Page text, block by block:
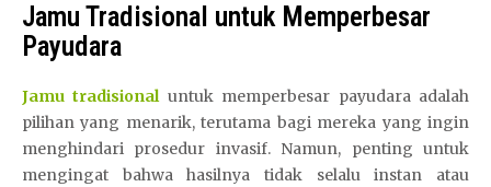
Jamu Tradisional untuk Memperbesar
Payudara
Jamu tradisionaluntuk memperbesar payudara adalah
pilihan yang menarik, terutama bagi mereka yang ingin
menghindari prosedur invasif. Namun, penting untuk
mengingat bahwa hasilnya tidak selalu instan atau